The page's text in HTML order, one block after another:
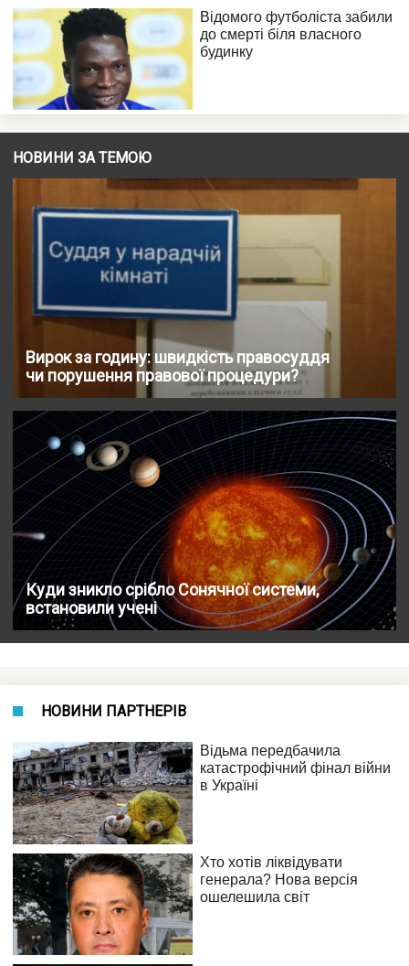
НОВИНИ ЗА ТЕМОЮ
Вирок за годину: швидкість правосуддя
чи порушення правової процедури?
Куди зникло срібло Сонячної системи,
встановили учені
НОВИНИ ПАРТНЕРІВ